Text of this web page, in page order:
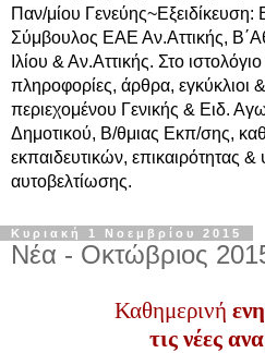
Παν/μίου
Σύμβουλος ΕΑΕ Αν.Αττικής,
Ιλίου & Αν.Αττικής. Στο
πληροφορίες, άρθρα, εγκύκλιοι
περιεχομένου Γενικής & Ειδ.
Δημοτικού, Β/θμιας Εκπ/σης,
εκπαιδευτικών, επικαιρότητας &
αυτοβελτίωσης.
Κυριακή 1 Νοεμβρίου 2015
Νέα - Οκτώβριος
Καθημερινή
τις νέες